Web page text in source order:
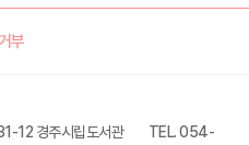
부
12 경주시립도서관 TEL. 054-